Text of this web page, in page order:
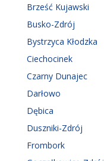
Brześć Kujawski
Busko-Zdrój
Bystrzyca Kłodzka
Ciechocinek
Czarny Dunajec
Darłowo
Dębica
Duszniki-Zdrój
Frombork